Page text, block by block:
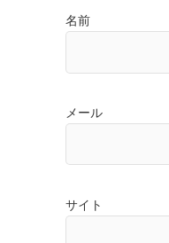
名前
メール
サイト